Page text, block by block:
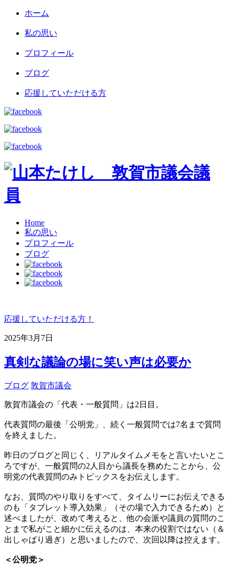
ホーム
私の思い
プロフィール
ブログ
応援していただける方
Home
私の思い
プロフィール
ブログ
応援していただける方！
2025年3月7日
真剣な議論の場に笑い声は必要か
ブログ 敦賀市議会
敦賀市議会の「代表・一般質問」は2日目。
代表質問の最後「公明党」、続く一般質問では7名まで質問
を終えました。
昨日のブログと同じく、リアルタイムメモをと言いたいとこ
ろですが、一般質問の2人目から議長を務めたことから、公
明党の代表質問のみトピックスをお伝えします。
なお、質問のやり取りをすべて、タイムリーにお伝えできる
のも「タブレット導入効果」（その場で入力できるため）と
述べましたが、改めて考えると、他の会派や議員の質問のこ
とまで私がこと細かに伝えるのは、本来の役割ではない（＆
出しゃばり過ぎ）と思いましたので、次回以降は控えます。
＜公明党＞